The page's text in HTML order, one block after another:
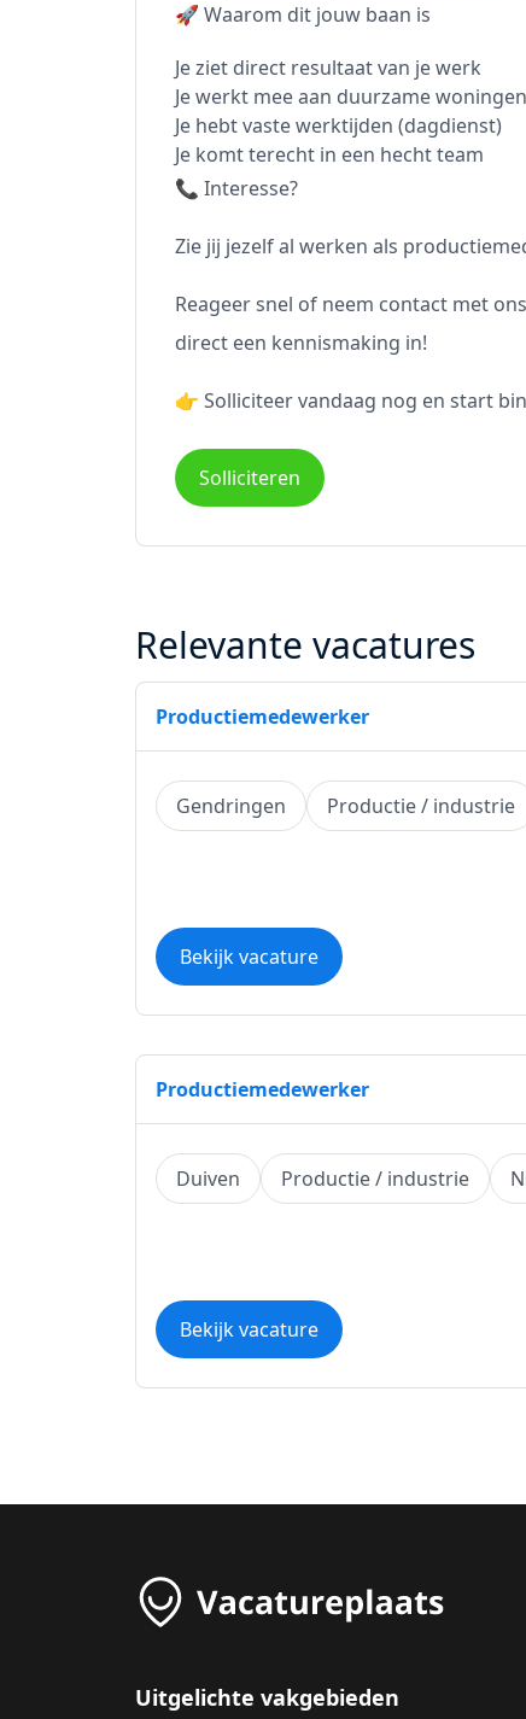
🚀 Waarom dit jouw baan is
Je ziet direct resultaat van je werk
Je werkt mee aan duurzame woningen
Je hebt vaste werktijden (dagdienst)
Je komt terecht in een hecht team
📞 Interesse?
Zie jij jezelf al werken als
Reageer snel of neem contact met
direct een kennismaking in!
👉 Solliciteer vandaag nog en start
Solliciteren
Relevante vacatures
Productiemedewerker
Gendringen Productie / industrie
Bekijk vacature
Productiemedewerker
Duiven Productie / industrie
Bekijk vacature
Uitgelichte vakgebieden